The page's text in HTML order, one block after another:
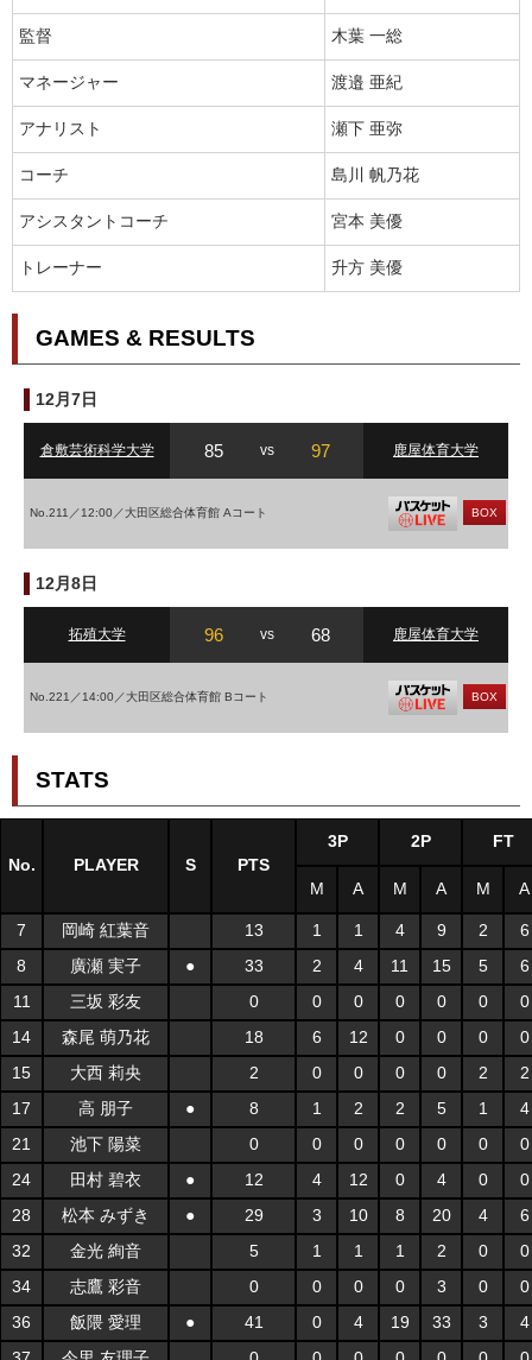
監督 木葉 一総
マネージャー 渡邉 亜紀
アナリスト 瀬下 亜弥
コーチ 島川 帆乃花
アシスタントコーチ 宮本 美優
トレーナー 升方 美優
GAMES & RESULTS
12月7日
倉敷芸術科学大学 85 vs 97 鹿屋体育大学
No.211／12:00／大田区総合体育館 Aコート BOX
12月8日
拓殖大学 96 vs 68 鹿屋体育大学
No.221／14:00／大田区総合体育館 Bコート BOX
STATS
No. PLAYER S PTS
3P 2P FT
M A M A M A
7 岡崎 紅葉音 13 1 1 4 9 2
6
8
廣瀬 実子 ● 33 2 4 11 15 5
6
11
三坂 彩友 0 0 0 0 0 0
0
14
森尾 萌乃花 18 6 12 0 0 0
0
15
大西 莉央 2 0 0 0 0 2
2
17
高 朋子 ● 8 1 2 2 5 1
4
21
池下 陽菜 0 0 0 0 0 0
0
24
田村 碧衣 ● 12 4 12 0 4 0
0
28
松本 みずき ● 29 3 10 8 20 4
6
32
金光 絢音 5 1 1 1 2 0
0
34
志鷹 彩音 0 0 0 0 3 0
0
36
飯隈 愛理 ● 41 0 4 19 33 3
4